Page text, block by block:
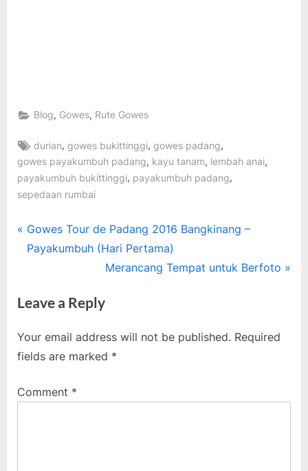
Blog, Gowes, Rute Gowes
Tags:
durian,gowes bukittinggi,gowes padang,
gowes payakumbuh padang, kayu tanam, lembah anai,
payakumbuh bukittinggi, payakumbuh padang,
sepedaan rumbai
Post
navigation
P
r
i
u
s
o
Gowes Tour de Padang 2016 Bangkinang –
Payakumbuh (Hari Pertama)
N
x
P
o
t
Merancang Tempat untuk Berfoto
Leave a Reply
Your email address will not be published. Required
fields are marked *
Comment *